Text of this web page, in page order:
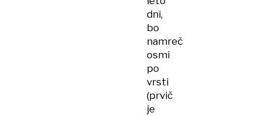
dni,
bo
namreč
osmi
po
vrsti
(prvič
je